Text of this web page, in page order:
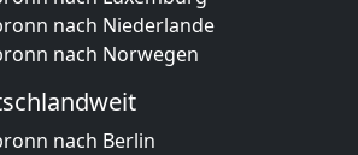
nach Niederlande
nach Norwegen
nach Berlin